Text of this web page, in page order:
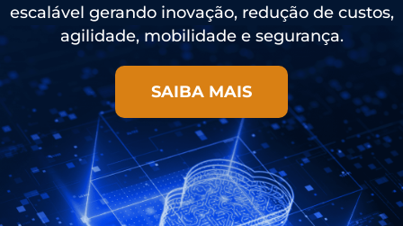
escalável gerando inovação, redução de custos,
agilidade, mobilidade e segurança.
SAIBA MAIS